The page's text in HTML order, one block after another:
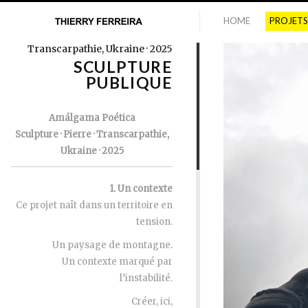
HOME PROJETS
Transcarpathie, Ukraine · 2025
SCULPTURE
PUBLIQUE
Amálgama Poética
Sculpture · Pierre · Transcarpathie,
Ukraine · 2025
1. Un contexte
Ce projet naît dans un territoire en
tension.
Un paysage de montagne.
Un contexte marqué par
l’instabilité.
Créer, ici,